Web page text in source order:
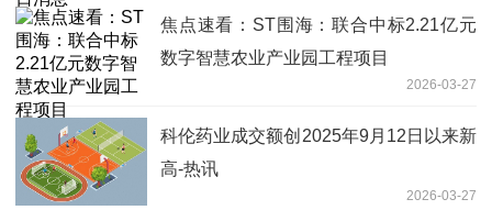
焦点速看：ST围海：联合中标2.21亿元
数字智慧农业产业园工程项目
2026-03-27
科伦药业成交额创2025年9月12日以来新
高-热讯
2026-03-27